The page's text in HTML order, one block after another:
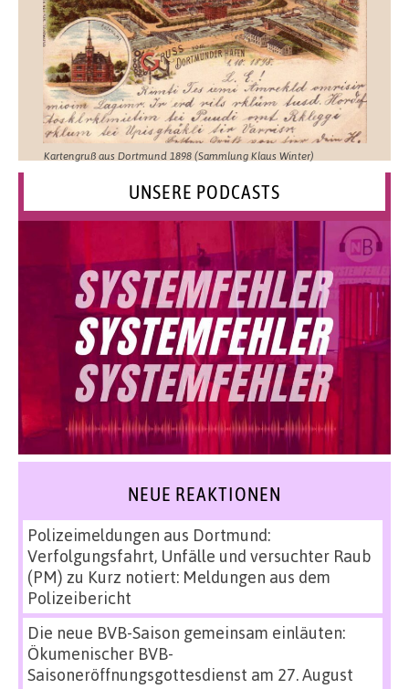
Kartengruß aus Dortmund 1898 (Sammlung Klaus Winter)
UNSERE PODCASTS
NEUE REAKTIONEN
Polizeimeldungen aus Dortmund:
Verfolgungsfahrt, Unfälle und versuchter Raub
(PM) zu Kurz notiert: Meldungen aus dem
Polizeibericht
Die neue BVB-Saison gemeinsam einläuten:
Ökumenischer BVB-
Saisoneröffnungsgottesdienst am 27. August